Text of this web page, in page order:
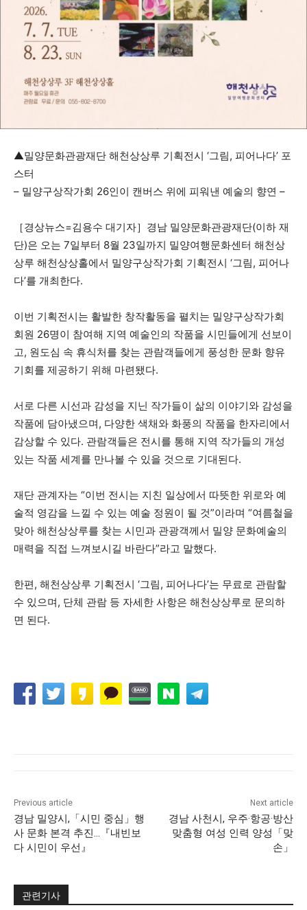
▲밀양문화관광재단 해천상상루 기획전시 ‘그림, 피어나다’ 포
스터
– 밀양구상작가회 26인이 캔버스 위에 피워낸 예술의 향연 –
［경상뉴스=김용수 대기자］경남 밀양문화관광재단(이하 재
단)은 오는 7일부터 8월 23일까지 밀양여행문화센터 해천상
상루 해천상상홀에서 밀양구상작가회 기획전시 ‘그림, 피어나
다’를 개최한다.
이번 기획전시는 활발한 창작활동을 펼치는 밀양구상작가회
회원 26명이 참여해 지역 예술인의 작품을 시민들에게 선보이
고, 원도심 속 휴식처를 찾는 관람객들에게 풍성한 문화 향유
기회를 제공하기 위해 마련됐다.
서로 다른 시선과 감성을 지닌 작가들이 삶의 이야기와 감성을
작품에 담아냈으며, 다양한 색채와 화풍의 작품을 한자리에서
감상할 수 있다. 관람객들은 전시를 통해 지역 작가들의 개성
있는 작품 세계를 만나볼 수 있을 것으로 기대된다.
재단 관계자는 “이번 전시는 지친 일상에서 따뜻한 위로와 예
술적 영감을 느낄 수 있는 예술 정원이 될 것”이라며 “여름철을
맞아 해천상상루를 찾는 시민과 관광객께서 밀양 문화예술의
매력을 직접 느껴보시길 바란다”라고 말했다.
한편, 해천상상루 기획전시 ‘그림, 피어나다’는 무료로 관람할
수 있으며, 단체 관람 등 자세한 사항은 해천상상루로 문의하
면 된다.
Previous article
경남 밀양시,「시민 중심」행
사 문화 본격 추진…『내빈보
다 시민이 우선』
Next article
경남 사천시, 우주·항공·방산
맞춤형 여성 인력 양성「맞
손」
관련기사